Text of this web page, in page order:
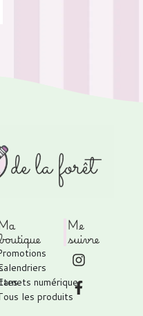
numérique
les produits
Me
suivre